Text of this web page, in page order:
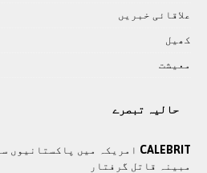
علاقائی خبريں
کھيل
معيشت
حالیہ تبصرے
CALEBRIT امریکہ میں پاکستانیوں
مبینہ قاتل گرفتار